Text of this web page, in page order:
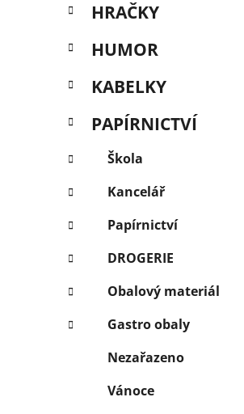
HRAČKY
HUMOR
KABELKY
PAPÍRNICTVÍ
Škola
Kancelář
Papírnictví
DROGERIE
Obalový materiál
Gastro obaly
Nezařazeno
Vánoce